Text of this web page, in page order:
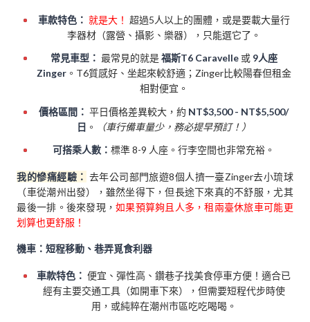
車款特色： 就是大！ 超過5人以上的團體，或是要載大量行
李器材（露營、攝影、樂器），只能選它了。
常見車型： 最常見的就是福斯T6 Caravelle或 9人座
Zinger。T6質感好、坐起來較舒適；Zinger比較陽春但租金
相對便宜。
價格區間： 平日價格差異較大，約 NT$3,500 - NT$5,500/
日 。
（車行備車量少，務必提早預訂！）
可搭乘人數：標準 8-9 人座。行李空間也非常充裕。
我的慘痛經驗： 去年公司部門旅遊8個人擠一臺Zinger去小琉球
（車從潮州出發），雖然坐得下，但長途下來真的不舒服，尤其
最後一排。後來發現，如果預算夠且人多，租兩臺休旅車可能更
划算也更舒服！
機車：短程移動、巷弄覓食利器
車款特色： 便宜、彈性高、鑽巷子找美食停車方便！適合已
經有主要交通工具（如開車下來），但需要短程代步時使
用，或純粹在潮州市區吃吃喝喝。